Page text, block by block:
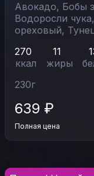
Авокадо, Бобы
Водоросли чука,
ореховый,
270
ккал
11
жиры
230г
639 ₽
Полная цена